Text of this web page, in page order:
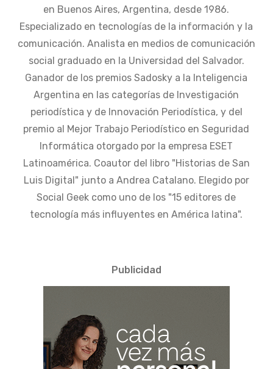
en Buenos Aires, Argentina, desde 1986.
Especializado en tecnologías de la información y la
comunicación. Analista en medios de comunicación
social graduado en la Universidad del Salvador.
Ganador de los premios Sadosky a la Inteligencia
Argentina en las categorías de Investigación
periodística y de Innovación Periodística, y del
premio al Mejor Trabajo Periodístico en Seguridad
Informática otorgado por la empresa ESET
Latinoamérica. Coautor del libro "Historias de San
Luis Digital" junto a Andrea Catalano. Elegido por
Social Geek como uno de los "15 editores de
tecnología más influyentes en América latina".
Publicidad